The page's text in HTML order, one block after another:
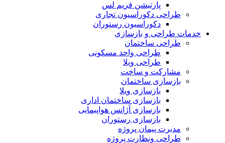
پارتیشن فریم لس
طراحی دکوراسیون تجاری
دکوراسیون رستوران
خدمات طراحی و بازسازی
طراحی ساختمان
طراحی واحد مسکونی
طراحی ویلا
مشارکت و ساخت
بازسازی ساختمان
بازسازی ویلا
بازسازی ساختمان اداری
بازسازی آژانس هواپیمایی
بازسازی رستوران
مدیرت پیمان پروژه
طراحی ونظارت پروژه